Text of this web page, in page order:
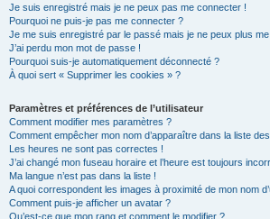
Je suis enregistré mais je ne peux pas me connecter !
Pourquoi ne puis-je pas me connecter ?
Je me suis enregistré par le passé mais je ne peux plus
J’ai perdu mon mot de passe !
Pourquoi suis-je automatiquement déconnecté ?
À quoi sert « Supprimer les cookies » ?
Paramètres et préférences de l’utilisateur
Comment modifier mes paramètres ?
Comment empêcher mon nom d’apparaître dans la liste
Les heures ne sont pas correctes !
J’ai changé mon fuseau horaire et l’heure est toujours
Ma langue n’est pas dans la liste !
A quoi correspondent les images à proximité de mon nom
Comment puis-je afficher un avatar ?
Qu’est-ce que mon rang et comment le modifier ?